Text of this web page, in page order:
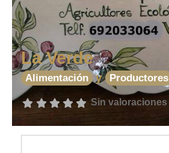
La Verde
Alimentación y Productores
Sin valoraciones